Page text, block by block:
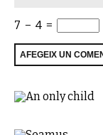
7 − 4 =